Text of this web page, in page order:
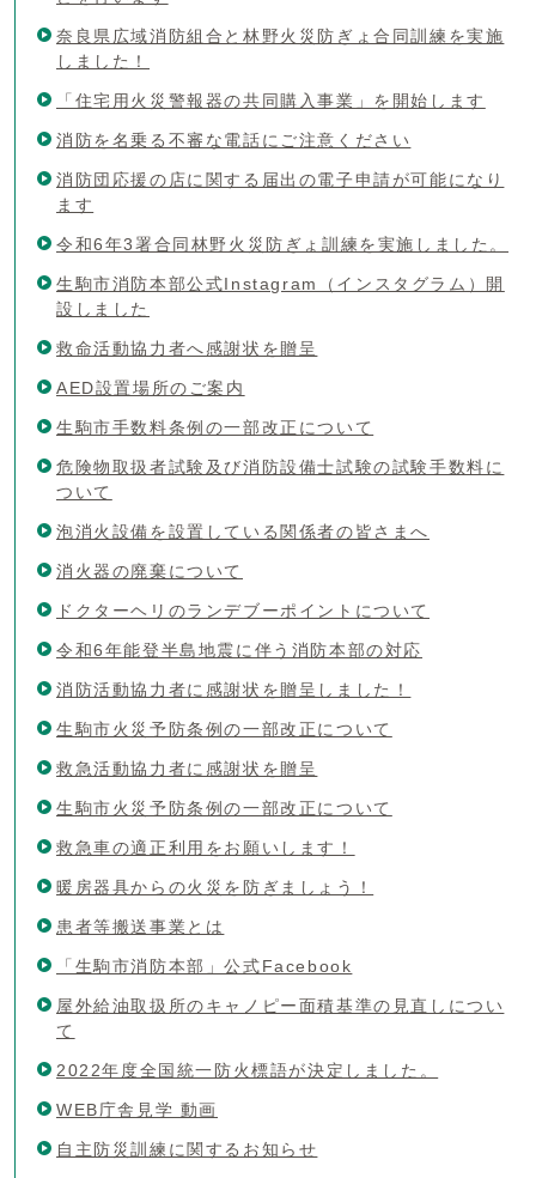
奈良県広域消防組合と林野火災防ぎょ合同訓練を実施
しました！
「住宅用火災警報器の共同購入事業」を開始します
消防を名乗る不審な電話にご注意ください
消防団応援の店に関する届出の電子申請が可能になり
ます
令和6年3署合同林野火災防ぎょ訓練を実施しました。
生駒市消防本部公式Instagram（インスタグラム）開
設しました
救命活動協力者へ感謝状を贈呈
AED設置場所のご案内
生駒市手数料条例の一部改正について
危険物取扱者試験及び消防設備士試験の試験手数料に
ついて
泡消火設備を設置している関係者の皆さまへ
消火器の廃棄について
ドクターヘリのランデブーポイントについて
令和6年能登半島地震に伴う消防本部の対応
消防活動協力者に感謝状を贈呈しました！
生駒市火災予防条例の一部改正について
救急活動協力者に感謝状を贈呈
生駒市火災予防条例の一部改正について
救急車の適正利用をお願いします！
暖房器具からの火災を防ぎましょう！
患者等搬送事業とは
「生駒市消防本部」公式Facebook
屋外給油取扱所のキャノピー面積基準の見直しについ
て
2022年度全国統一防火標語が決定しました。
WEB庁舎見学 動画
自主防災訓練に関するお知らせ